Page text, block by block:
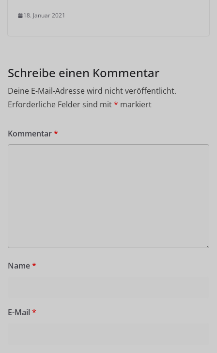
18. Januar 2021
Schreibe einen Kommentar
Deine E-Mail-Adresse wird nicht veröffentlicht.
Erforderliche Felder sind mit* markiert
Kommentar*
Name*
E-Mail *